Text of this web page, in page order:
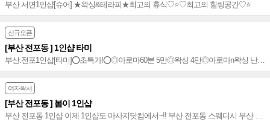
부산.서면1인샵[슈어] ★왁싱&테라피★최고의 휴식♡⭐️♡최고의 힐링공간♡⭐️
신규오픈
[부산 전포동 ] 1인샵 타미
부산.전포1인샵[타미]⭕초특가!⭕◎아로마60분 5만◎왁싱 4만◎아로마n왁싱 난몰
라 이벤트중~★
여자왁서
[부산 전포동 ] 봄이 1인샵
부산 전포동 1인샵 이제 1인샵도 마사지닷컴에서~!! 부산 전포동 스웨디시 부산 전